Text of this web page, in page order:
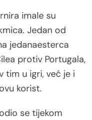
imale su
Jedan od
jedanaesterca
protiv Portugala,
tim u igri, već je i
korist.
se tijekom